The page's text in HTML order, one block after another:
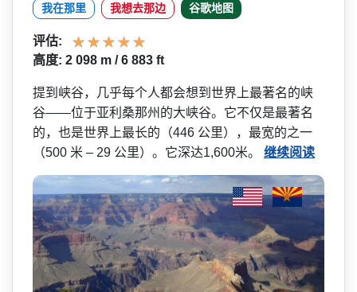
我在那里 我想去那边 谷歌地图
评估:
高度: 2 098 m / 6 883 ft
提到峡谷，几乎每个人都会想­到世界上最著名的峡
谷——位于亚利桑那州的大峡谷。它­不仅是最著名
的，也是世界上最长的（446 公里），最宽的之一
（500 米 – 29 公里）。它深达1,600米。 继续阅读